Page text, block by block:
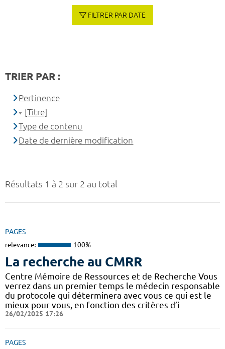
Résultats 1 à 2 sur 2 au total
PAGES
relevance: 100%
La recherche au CMRR
Centre Mémoire de Ressources et de Recherche Vous
verrez dans un premier temps le médecin responsable
du protocole qui déterminera avec vous ce qui est le
mieux pour vous, en fonction des critères d’i
26/02/2025 17:26
PAGES
FILTRER PAR DATE
TRIER PAR :
Pertinence
[Titre]
Type de contenu
Date de dernière modification